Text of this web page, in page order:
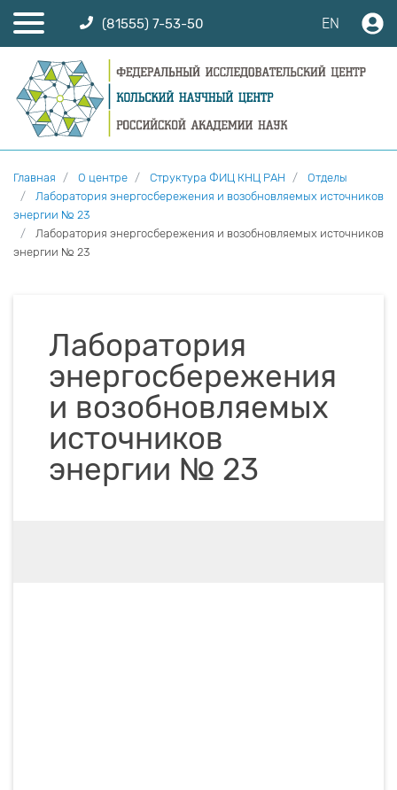
(81555) 7-53-50 EN
Главная О центре Структура ФИЦ КНЦ РАН
Отделы
Лаборатория энергосбережения и возобновляемых источников
энергии № 23
Лаборатория энергосбережения и возобновляемых источников
энергии № 23
Лаборатория
энергосбережения
и возобновляемых
источников
энергии № 23